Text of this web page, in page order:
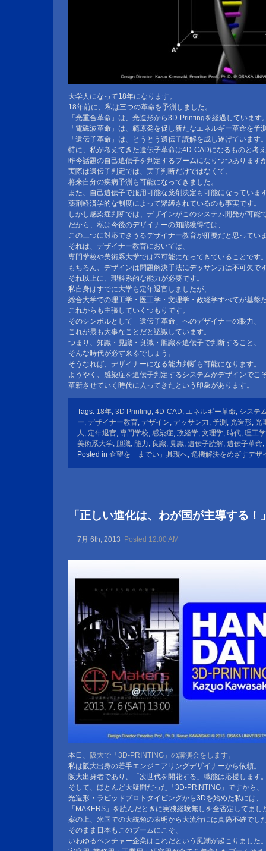
大学人になって18年になります。
18年前に、私は三つの革命を予測しました。
「光重合革命」は、光造形から3D-Printingを経過しています
「電磁波革命」は、範原発を促し新たなエネルギー革命を予
「遺伝子革命」は、とうとう遺伝子読解を成し遂げています
特に、私が考えてきた遺伝子革命は4D-CADになるものと考
昨今話題の自己遺伝子を判定するブームになりつつあります
実際は遺伝子判定では、実子判断だけではなくて、
将来自分の疾病予測も可能になってきました。
また、自己遺伝子で服用可能な薬剤決定も可能になっていま
薬剤経済学的な制度によって緊縛されているのも事実です。
しかし感染症判断では、デザインがこのシステム開発が可能
だから、私は今後のデザイナーの知識獲得では、
この三つに対応できうるデザイナー教育が肝要だと思ってい
それは、デザイナー教育においては、
専門学校や美術系大学では不可能になってきていることです
もちろん、デザインは問題解決手法にデッサン力は不可欠で
それ以上に、理科系的な能力が必要です。
私自身はすでに大学も定年退官しましたが、
総合大学での理工学・医工学・文理学・政経学すべてが基盤
これからも主張していくつもりです。
そのシンボルとして「遺伝子革命」へのデザイナーの眼力、
これが最も大事なことだと認識しています。
つまり、知識・見識・良識・胆識を遺伝子で判断すること、
そんな時代が必ず来るでしょう。
そうなれば、デザイナーになる能力判断も可能になります。
ようやく、感染症を遺伝子判定するシステムがデザインでこ
革新させていく時代に入ってきたという印象があります。
Tags: 18年, 3D Printing, 4D-CAD, エネルギー革命, システ
ー, デザイナー教育, デザイン, デッサン力, 予測 , 光造形, 光
人 , 定年退官, 専門学校, 感染症, 政経学, 文理学, 時代, 理工学
美術系大学, 胆識, 能力, 良識, 見識, 遺伝子読解, 遺伝子革命,
Posted in 企望を「までい」具現へ, 危機解決をめざすデザ
「正しい進化は、わが国が主導する！
7月 6th, 2013 Posted 12:00 AM
本日、
阪大で「3D-PRINTING」の講演会をします。
私は阪大出身の若手エンジニアリングデザイナーから依頼。
阪大出身者であり、「次世代を開花する」職能は応援します
そして、ほとんど大疑問だった「3D-PRINTING」ですから、
光造形・ラピッドプロトタイピングから3Dを始めた私には、
「MAKERS」を読んだときに実務経験無しを全否定してまし
案の上、米国での大統領の表明から大流行には真偽不確でし
そのまま日本もこのブームにこそ、
いわゆるベンチャー企業はこれだという風潮が起こりました